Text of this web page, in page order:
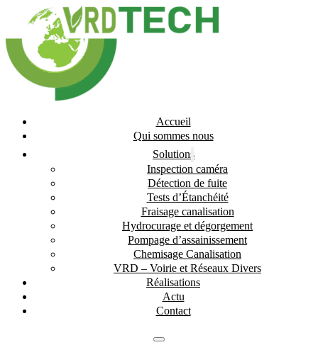
Accueil
Qui sommes nous
Solutions
Inspection caméra
Détection de fuite
Tests d’Étanchéité
Fraisage canalisation
Hydrocurage et dégorgement
Pompage d’assainissement
Chemisage Canalisation
VRD – Voirie et Réseaux Divers
Réalisations
Actu
Contact